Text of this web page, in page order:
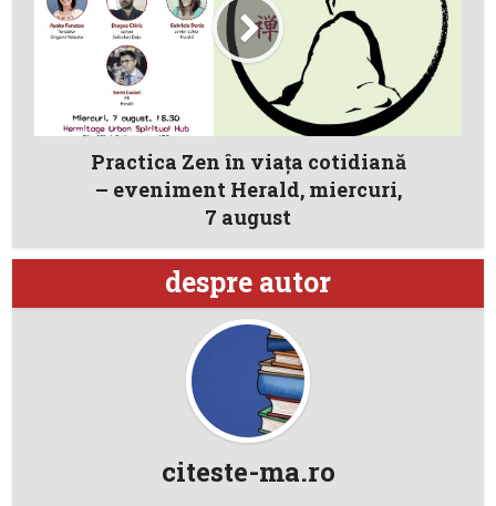
Practica Zen în viața cotidiană
– eveniment Herald, miercuri,
7 august
despre autor
citeste-ma.ro